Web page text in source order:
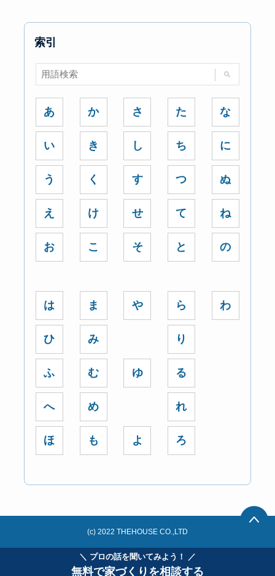
＼ プロの話を聞いてみよう！ ／
無料で家づくりを相談する
索引
あ
い
う
え
お
か
き
く
け
こ
さ
し
す
せ
そ
た
ち
つ
て
と
な
に
ぬ
ね
の
は
ひ
ふ
へ
ほ
ま
み
む
め
も
や
ゆ
よ
ら
り
る
れ
ろ
わ
(c) 2022 THEHOUSE CO.,LTD